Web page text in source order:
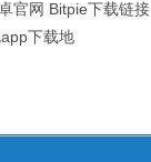
官网 Bitpie下载链接
下载地